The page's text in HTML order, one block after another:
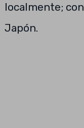
localmente;
Japón.